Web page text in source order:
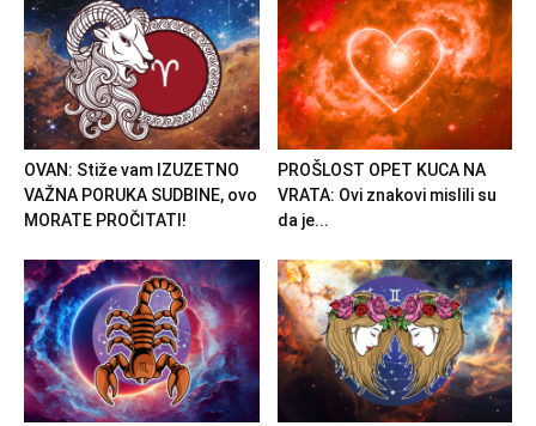
OVAN: Stiže vam IZUZETNO
VAŽNA PORUKA SUDBINE, ovo
MORATE PROČITATI!
PROŠLOST OPET KUCA NA
VRATA: Ovi znakovi mislili su
da je...